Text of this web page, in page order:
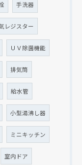
手洗器
レジスター
ＵＶ除菌機能
排気筒
給水管
小型湯沸し器
ミニキッチン
室内ドア